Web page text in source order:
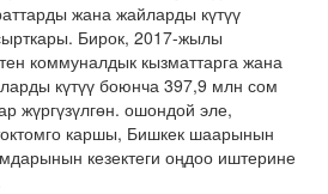
жана жайларды күтүү
Бирок, 2017-жылы
коммуналдык кызматтарга жана
күтүү боюнча 397,9 млн сом
жүргүзүлгөн. ошондой эле,
каршы, Бишкек шаарынын
кезектеги оңдоо иштерине